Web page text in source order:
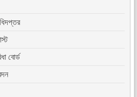
বোর্ড